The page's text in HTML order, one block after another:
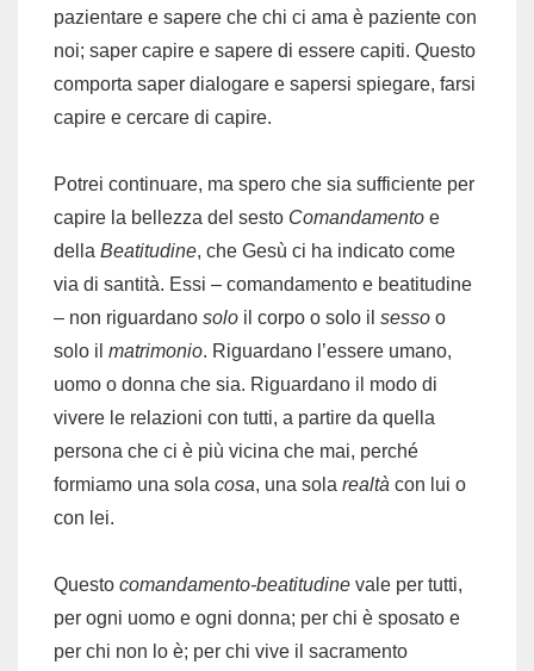
pazientare e sapere che chi ci ama è paziente con
noi; saper capire e sapere di essere capiti. Questo
comporta saper dialogare e sapersi spiegare, farsi
capire e cercare di capire.
Potrei continuare, ma spero che sia sufficiente per
capire la bellezza del sesto Comandamento e
della Beatitudine, che Gesù ci ha indicato come
via di santità. Essi – comandamento e beatitudine
– non riguardano solo il corpo o solo il sesso o
solo il matrimonio. Riguardano l’essere umano,
uomo o donna che sia. Riguardano il modo di
vivere le relazioni con tutti, a partire da quella
persona che ci è più vicina che mai, perché
formiamo una sola cosa, una sola realtà con lui o
con lei.
Questo comandamento-beatitudine vale per tutti,
per ogni uomo e ogni donna; per chi è sposato e
per chi non lo è; per chi vive il sacramento